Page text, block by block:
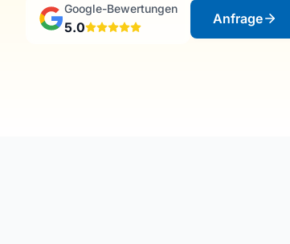
Google-Bewertungen
5.0
Anfrage